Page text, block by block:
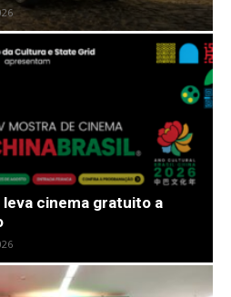
cinema gratuito a